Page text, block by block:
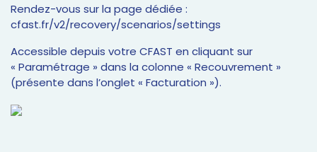
Rendez-vous sur la page dédiée :
cfast.fr/v2/recovery/scenarios/settings
Accessible depuis votre CFAST en cliquant sur
« Paramétrage » dans la colonne « Recouvrement »
(présente dans l’onglet « Facturation »).